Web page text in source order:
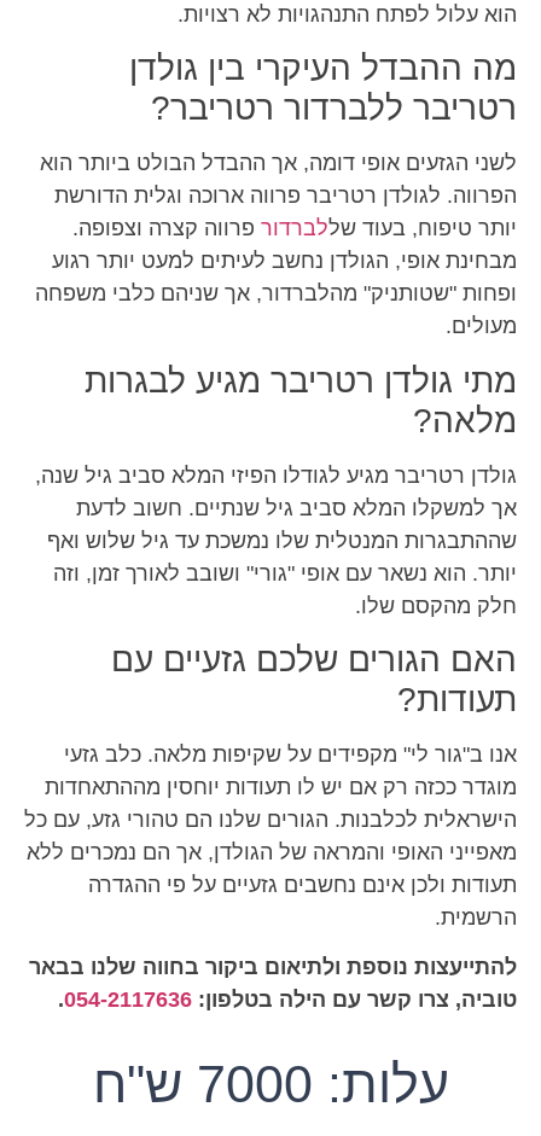
הוא עלול לפתח התנהגויות לא רצויות.
מה ההבדל העיקרי בין גולדן
רטריבר ללברדור רטריבר?
לשני הגזעים אופי דומה, אך ההבדל הבולט ביותר הוא
הפרווה. לגולדן רטריבר פרווה ארוכה וגלית הדורשת
יותר טיפוח, בעוד שללברדור פרווה קצרה וצפופה.
מבחינת אופי, הגולדן נחשב לעיתים למעט יותר רגוע
ופחות "שטותניק" מהלברדור, אך שניהם כלבי משפחה
מעולים.
מתי גולדן רטריבר מגיע לבגרות
מלאה?
גולדן רטריבר מגיע לגודלו הפיזי המלא סביב גיל שנה,
אך למשקלו המלא סביב גיל שנתיים. חשוב לדעת
שההתבגרות המנטלית שלו נמשכת עד גיל שלוש ואף
יותר. הוא נשאר עם אופי "גורי" ושובב לאורך זמן, וזה
חלק מהקסם שלו.
האם הגורים שלכם גזעיים עם
תעודות?
אנו ב"גור לי" מקפידים על שקיפות מלאה. כלב גזעי
מוגדר ככזה רק אם יש לו תעודות יוחסין מההתאחדות
הישראלית לכלבנות. הגורים שלנו הם טהורי גזע, עם כל
מאפייני האופי והמראה של הגולדן, אך הם נמכרים ללא
תעודות ולכן אינם נחשבים גזעיים על פי ההגדרה
הרשמית.
להתייעצות נוספת ולתיאום ביקור בחווה שלנו בבאר
טוביה, צרו קשר עם הילה בטלפון: 054-2117636
.
עלות: 7000 ש"ח